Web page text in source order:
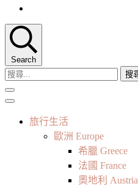
Search
搜
尋
關
旅行生活
歐洲 Europe
希臘 Greece
法國 France
奧地利 Austria